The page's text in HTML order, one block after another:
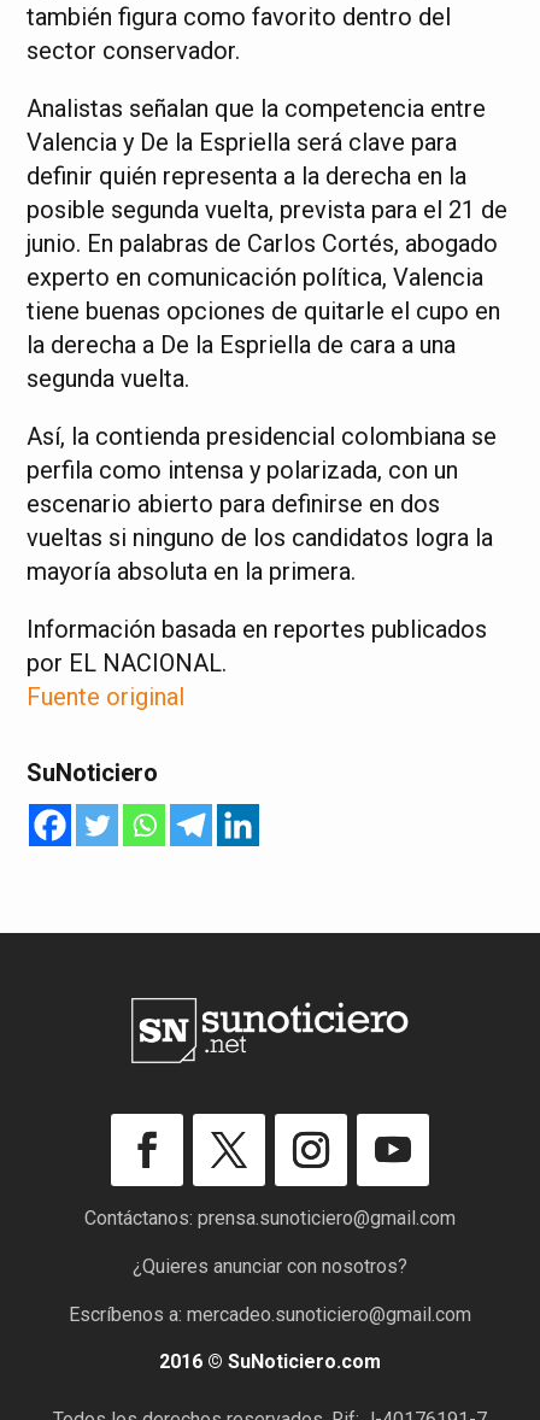
también figura como favorito dentro del
sector conservador.
Analistas señalan que la competencia entre
Valencia y De la Espriella será clave para
definir quién representa a la derecha en la
posible segunda vuelta, prevista para el 21 de
junio. En palabras de Carlos Cortés, abogado
experto en comunicación política, Valencia
tiene buenas opciones de quitarle el cupo en
la derecha a De la Espriella de cara a una
segunda vuelta.
Así, la contienda presidencial colombiana se
perfila como intensa y polarizada, con un
escenario abierto para definirse en dos
vueltas si ninguno de los candidatos logra la
mayoría absoluta en la primera.
Información basada en reportes publicados
por EL NACIONAL.
Fuente original
SuNoticiero
Contáctanos: prensa.sunoticiero@gmail.com
¿Quieres anunciar con nosotros?
Escríbenos a: mercadeo.sunoticiero@gmail.com
2016 © SuNoticiero.com